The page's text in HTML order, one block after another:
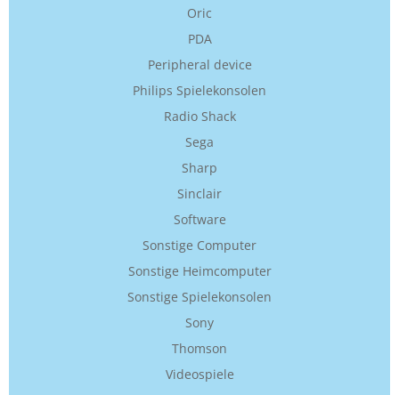
Oric
PDA
Peripheral device
Philips Spielekonsolen
Radio Shack
Sega
Sharp
Sinclair
Software
Sonstige Computer
Sonstige Heimcomputer
Sonstige Spielekonsolen
Sony
Thomson
Videospiele